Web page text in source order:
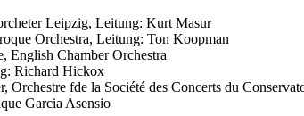
Leipzig, Leitung: Kurt Masur
Orchestra, Leitung: Ton Koopman
English Chamber Orchestra
Richard Hickox
fde la Société des Concerts du
Garcia Asensio